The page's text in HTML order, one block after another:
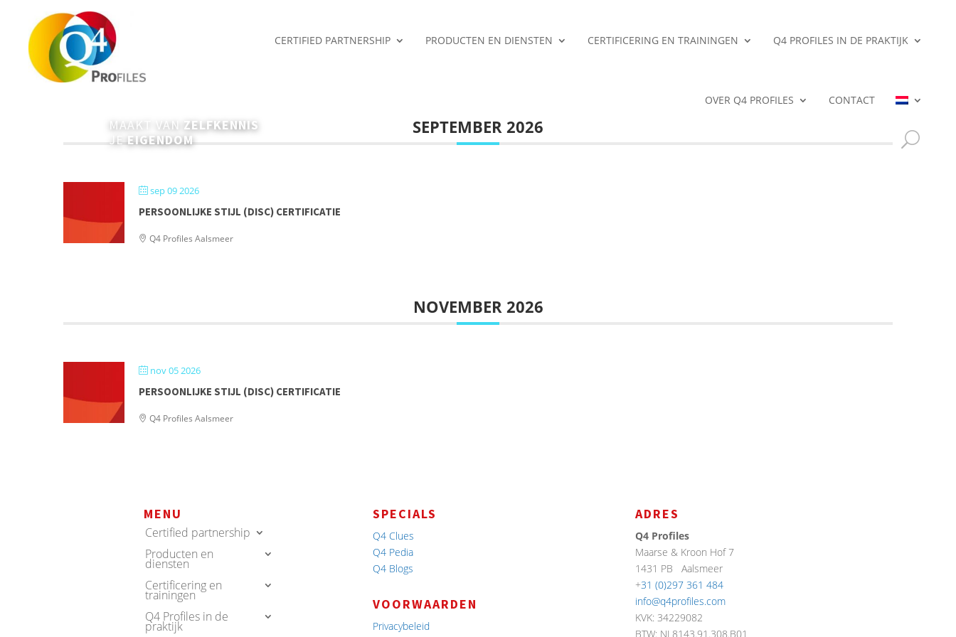
CERTIFIED PARTNERSHIP PRODUCTEN EN DIENSTEN CERTIFICERING EN TRAININGEN Q4 PROFILES IN DE PRAKTIJK
OVER Q4 PROFILES CONTACT
MAAKT VAN ZELFKENNIS
JEEIGENDOM
Stijl
SEPTEMBER 2026
sep 09 2026
PERSOONLIJKE STIJL (DISC) CERTIFICATIE
Q4 Profiles Aalsmeer
NOVEMBER 2026
nov 05 2026
PERSOONLIJKE STIJL (DISC) CERTIFICATIE
Q4 Profiles Aalsmeer
MENU
Certified partnership
Producten en
diensten
Certificering en
trainingen
Q4 Profiles in de
praktijk
SPECIALS
Q4 Clues
Q4 Pedia
Q4 Blogs
VOORWAARDEN
Privacybeleid
ADRES
Q4 Profiles
Maarse & Kroon Hof 7
1431 PB
Aalsmeer
+31 (0)297 361 484
info@q4profiles.com
KVK: 34229082
BTW: NL8143.91.308.B01